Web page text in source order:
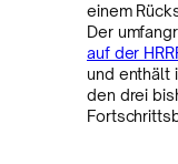
einem
Der
auf der
und enthält
den drei